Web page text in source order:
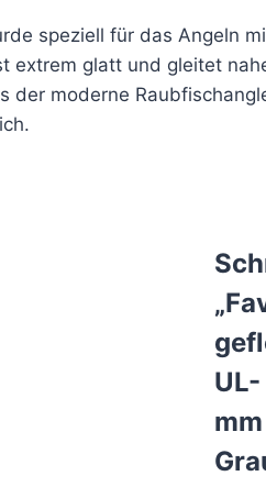
speziell für das Angeln
extrem glatt und gleitet
moderne